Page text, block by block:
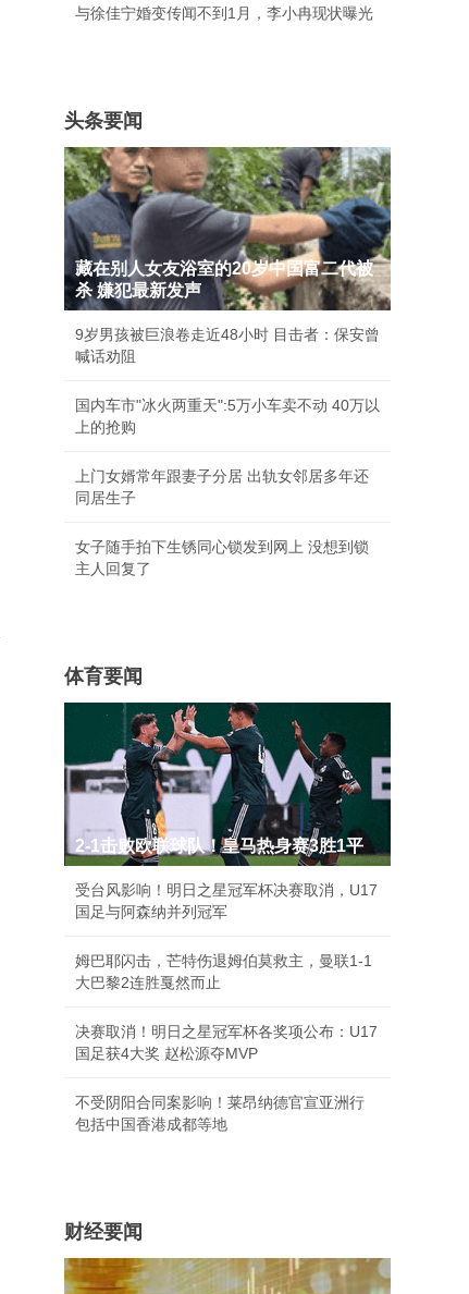
与徐佳宁婚变传闻不到1月，李小冉现状曝光
头条要闻
藏在别人女友浴室的20岁中国富二代被
杀 嫌犯最新发声
9岁男孩被巨浪卷走近48小时 目击者：保安曾
喊话劝阻
国内车市"冰火两重天":5万小车卖不动 40万以
上的抢购
上门女婿常年跟妻子分居 出轨女邻居多年还
同居生子
女子随手拍下生锈同心锁发到网上 没想到锁
主人回复了
体育要闻
2-1击败欧联球队！皇马热身赛3胜1平
受台风影响！明日之星冠军杯决赛取消，U17
国足与阿森纳并列冠军
姆巴耶闪击，芒特伤退姆伯莫救主，曼联1-1
大巴黎2连胜戛然而止
决赛取消！明日之星冠军杯各奖项公布：U17
国足获4大奖 赵松源夺MVP
不受阴阳合同案影响！莱昂纳德官宣亚洲行
包括中国香港成都等地
财经要闻